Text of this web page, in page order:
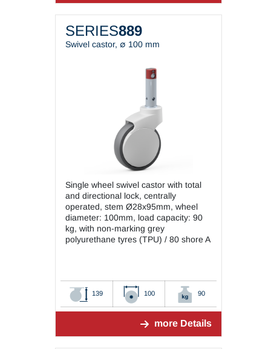
SERIES889
Swivel castor, ∅ 100 mm
Single wheel swivel castor with total
and directional lock, centrally
operated, stem Ø28x95mm, wheel
diameter: 100mm, load capacity: 90
kg, with non-marking grey
polyurethane tyres (TPU) / 80 shore A
139 100 90
more Details